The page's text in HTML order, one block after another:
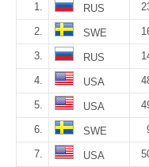
1.
RUS
2. SWE
3. RUS
4. USA
5. USA
6. SWE
7. USA